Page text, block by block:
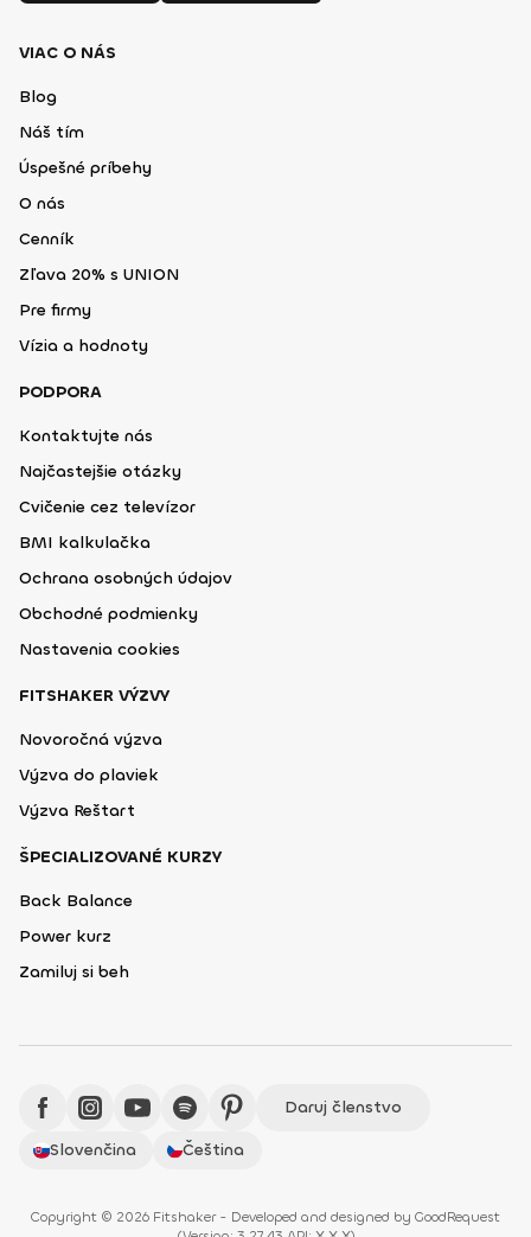
VIAC O NÁS
Blog
Náš tím
Úspešné príbehy
O nás
Cenník
Zľava 20% s UNION
Pre firmy
Vízia a hodnoty
PODPORA
Kontaktujte nás
Najčastejšie otázky
Cvičenie cez televízor
BMI kalkulačka
Ochrana osobných údajov
Obchodné podmienky
Nastavenia cookies
FITSHAKER VÝZVY
Novoročná výzva
Výzva do plaviek
Výzva Reštart
ŠPECIALIZOVANÉ KURZY
Back Balance
Power kurz
Zamiluj si beh
Daruj členstvo
Slovenčina
Čeština
Copyright © 2026 Fitshaker - Developed and designed by GoodRequest